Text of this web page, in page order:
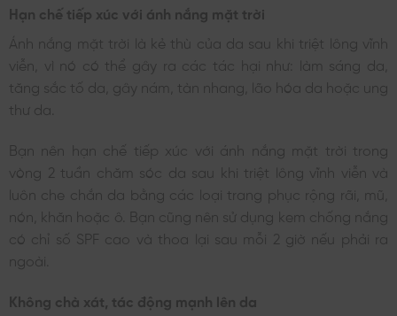
Hạn chế tiếp xúc với ánh nắng mặt trời
Ánh nắng mặt trời là kẻ thù của da sau khi triệt lông vĩnh
viễn, vì nó có thể gây ra các tác hại như: làm sáng da,
tăng sắc tố da, gây nám, tàn nhang, lão hóa da hoặc ung
thư da.
Bạn nên hạn chế tiếp xúc với ánh nắng mặt trời trong
vòng 2 tuần chăm sóc da sau khi triệt lông vĩnh viễn và
luôn che chắn da bằng các loại trang phục rộng rãi, mũ,
nón, khăn hoặc ô. Bạn cũng nên sử dụng kem chống nắng
có chỉ số SPF cao và thoa lại sau mỗi 2 giờ nếu phải ra
ngoài.
Không chà xát, tác động mạnh lên da